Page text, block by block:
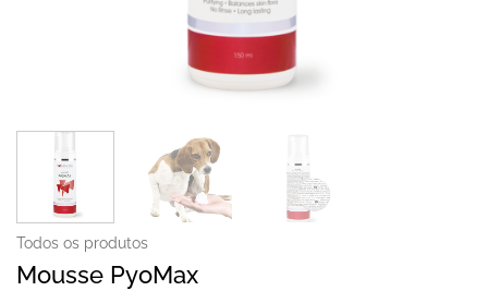
Todos os produtos
Mousse PyoMax